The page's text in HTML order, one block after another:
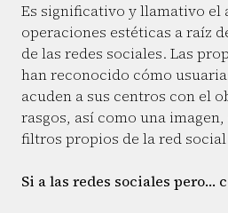
Es significativo y llamativo el
operaciones estéticas a raíz
de las redes sociales. Las
han reconocido cómo
acuden a sus centros con el
rasgos, así como una
filtros propios de la red social
Si a las redes sociales pero…